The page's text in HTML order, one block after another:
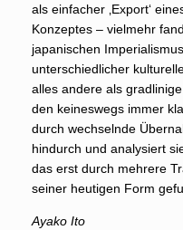
als einfacher ‚Export‘
Konzeptes – vielmehr
japanischen
unterschiedlicher
alles andere als
den keineswegs immer
durch wechselnde
hindurch und analysiert
das erst durch mehrere
seiner heutigen Form
Ayako Ito